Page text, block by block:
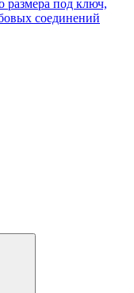
размера под ключ,
соединений